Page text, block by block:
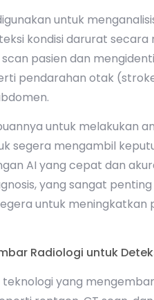
untuk
kondisi darurat
pasien dan
pendarahan otak
untuk melakukan
segera mengambil
AI yang cepat dan
yang sangat
untuk meningkatkan
Radiologi untuk
yang